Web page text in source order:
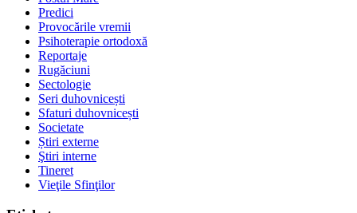
Predici
Provocările vremii
Psihoterapie ortodoxă
Reportaje
Rugăciuni
Sectologie
Seri duhovnicești
Sfaturi duhovnicești
Societate
Știri externe
Ştiri interne
Tineret
Vieţile Sfinţilor